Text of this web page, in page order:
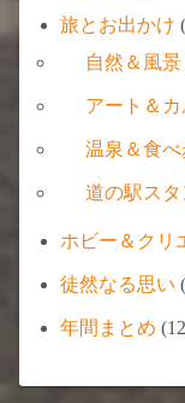
旅とお出かけ
自然＆風景
アート＆
温泉＆食べ
道の駅ス
ホビー＆クリ
徒然なる思い
年間まとめ